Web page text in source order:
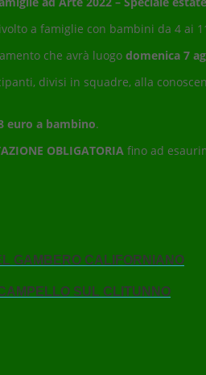
a famiglie con bambini da 4 ai
che avrà luogo domenica 7
divisi in squadre, alla
euro a bambino.
OBLIGATORIA fino ad
GAMBERO CALIFORNIANO
SUL CLITUNNO